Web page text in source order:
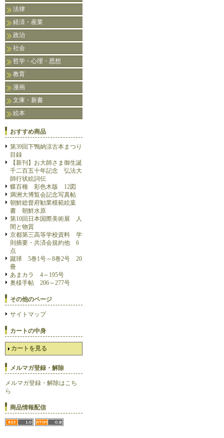
法律
経済・産業
政治
社会
哲学・心理・思想
教育
漫画
文庫・新書
絵本
おすすめ商品
第39回下鴨納涼古本まつり
目録
【新刊】お大師さま御生誕
千二百五十年記念 弘法大
師行状絵詞伝
蝶百種 彩色木版 12図
満洲大博覧会記念写真帖
朝鮮総督府勧業模範絵葉
書 朝鮮水原
第10回日本国際美術展 人
間と物質
京都第三高等学校資料 学
則摘要・共済会規約他 6
点
蹴球 5巻1号～8巻2号 20
冊
あまカラ 4～195号
奥様手帖 206～277号
その他のページ
サイトマップ
カートの中身
カートを見る
メルマガ登録・解除
メルマガ登録・解除はこち
ら
商品情報配信